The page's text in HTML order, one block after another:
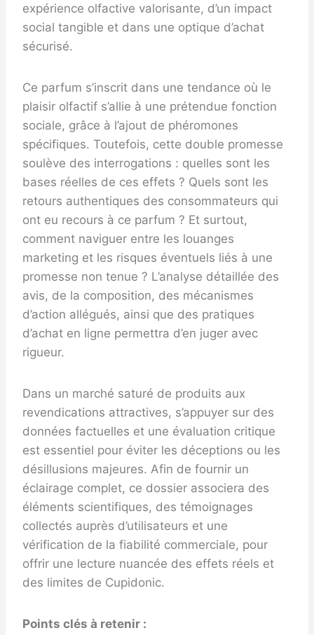
expérience olfactive valorisante, d’un impact
social tangible et dans une optique d’achat
sécurisé.
Ce parfum s’inscrit dans une tendance où le
plaisir olfactif s’allie à une prétendue fonction
sociale, grâce à l’ajout de phéromones
spécifiques. Toutefois, cette double promesse
soulève des interrogations : quelles sont les
bases réelles de ces effets ? Quels sont les
retours authentiques des consommateurs qui
ont eu recours à ce parfum ? Et surtout,
comment naviguer entre les louanges
marketing et les risques éventuels liés à une
promesse non tenue ? L’analyse détaillée des
avis, de la composition, des mécanismes
d’action allégués, ainsi que des pratiques
d’achat en ligne permettra d’en juger avec
rigueur.
Dans un marché saturé de produits aux
revendications attractives, s’appuyer sur des
données factuelles et une évaluation critique
est essentiel pour éviter les déceptions ou les
désillusions majeures. Afin de fournir un
éclairage complet, ce dossier associera des
éléments scientifiques, des témoignages
collectés auprès d’utilisateurs et une
vérification de la fiabilité commerciale, pour
offrir une lecture nuancée des effets réels et
des limites de Cupidonic.
Points clés à retenir :